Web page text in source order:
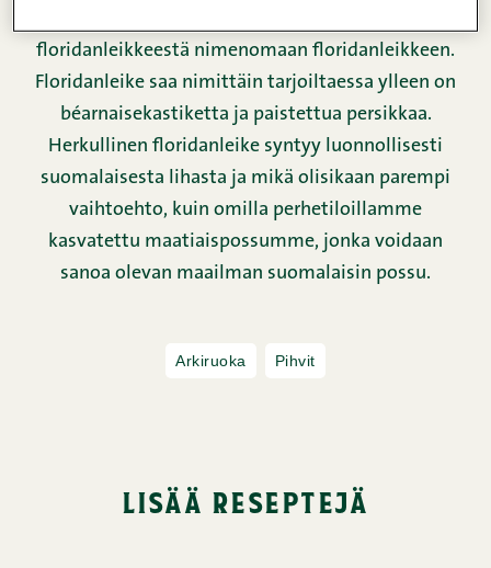
floridanleikkeestä nimenomaan floridanleikkeen.
Floridanleike saa nimittäin tarjoiltaessa ylleen on
béarnaisekastiketta ja paistettua persikkaa.
Herkullinen floridanleike syntyy luonnollisesti
suomalaisesta lihasta ja mikä olisikaan parempi
vaihtoehto, kuin omilla perhetiloillamme
kasvatettu maatiaispossumme, jonka voidaan
sanoa olevan maailman suomalaisin possu.
Arkiruoka Pihvit
lisää reseptejä